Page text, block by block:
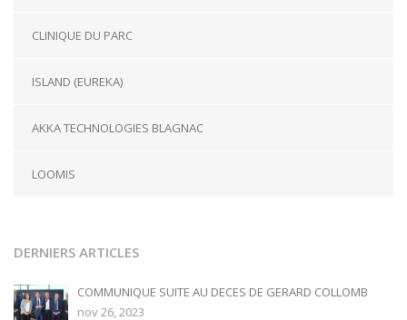
CLINIQUE DU PARC
ISLAND (EUREKA)
AKKA TECHNOLOGIES BLAGNAC
LOOMIS
DERNIERS ARTICLES
COMMUNIQUE SUITE AU DECES DE GERARD COLLOMB
nov 26, 2023